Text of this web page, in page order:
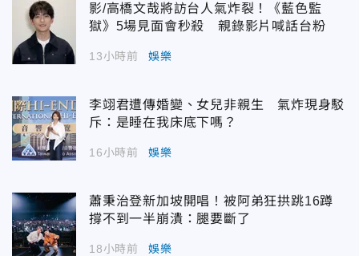
影/高橋文哉將訪台人氣炸裂！《藍色監
獄》5場見面會秒殺 親錄影片喊話台粉
13小時前 娛樂
李翊君遭傳婚變、女兒非親生 氣炸現身駁
斥：是睡在我床底下嗎？
16小時前 娛樂
蕭秉治登新加坡開唱！被阿弟狂拱跳16蹲
撐不到一半崩潰：腿要斷了
18小時前 娛樂